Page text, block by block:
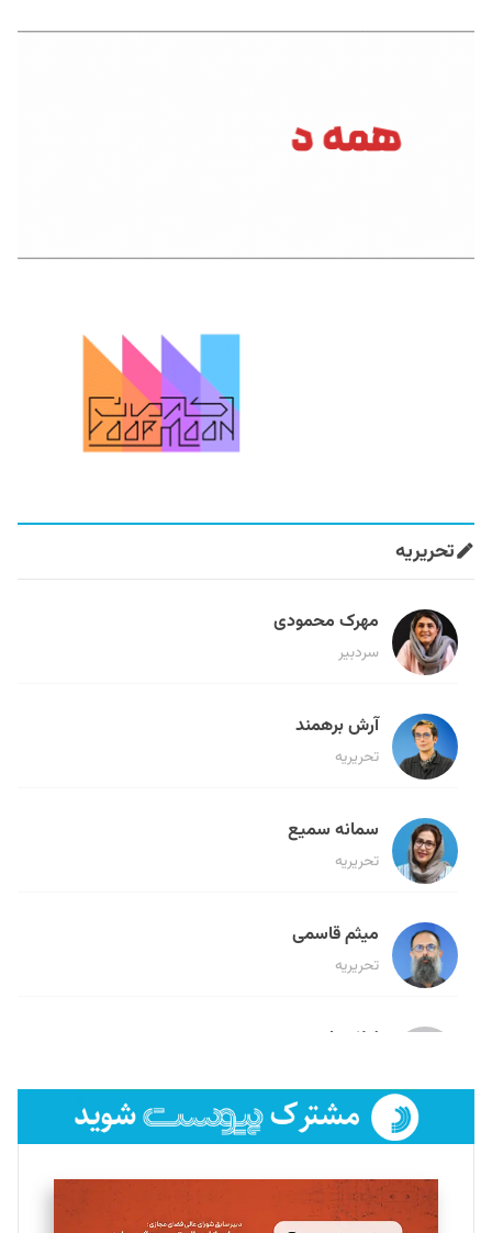
تحریریه
مهرک محمودی
سردبیر
آرش برهمند
تحریریه
سمانه سمیع
تحریریه
میثم قاسمی
تحریریه
لیلا حنارود
فائزه فتحی رستمی
تحریریه